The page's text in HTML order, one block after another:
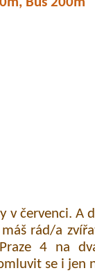
v červenci. A
rád/a
4 na
se i jen